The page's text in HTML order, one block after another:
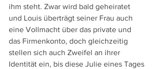
ihm steht. Zwar wird bald geheiratet
und Louis überträgt seiner Frau auch
eine Vollmacht über das private und
das Firmenkonto, doch gleichzeitig
stellen sich auch Zweifel an ihrer
Identität ein, bis diese Julie eines Tages